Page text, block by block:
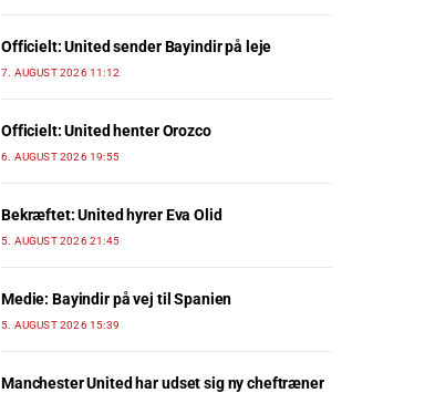
Officielt: United sender Bayindir på leje
7. AUGUST 2026 11:12
Officielt: United henter Orozco
6. AUGUST 2026 19:55
Bekræftet: United hyrer Eva Olid
5. AUGUST 2026 21:45
Medie: Bayindir på vej til Spanien
5. AUGUST 2026 15:39
Manchester United har udset sig ny cheftræner